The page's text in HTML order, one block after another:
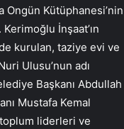
Ongün Kütüphanesi’nin
İnşaat’ın
kurulan, taziye evi ve
Ulusu’nun adı
Başkanı Abdullah
Mustafa Kemal
liderleri ve